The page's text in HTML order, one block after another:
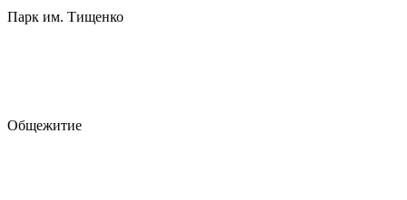
Парк им. Тищенко
Общежитие